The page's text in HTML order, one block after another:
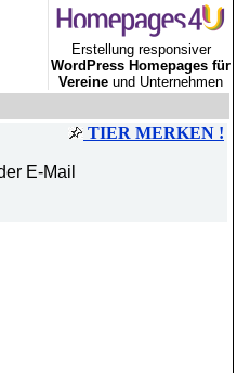
Erstellung responsiver
WordPress Homepages für
Vereine und Unternehmen
TIER MERKEN !
E-Mail